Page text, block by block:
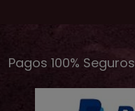
Pagos 100% Seguros